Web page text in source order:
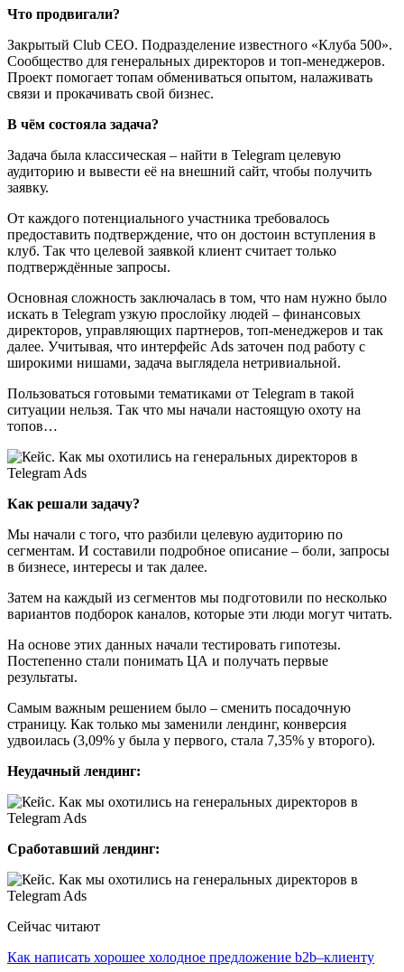
Что продвигали?
Закрытый Club CEO. Подразделение известного «Клуба 500».
Сообщество для генеральных директоров и топ-менеджеров.
Проект помогает топам обмениваться опытом, налаживать
связи и прокачивать свой бизнес.
В чём состояла задача?
Задача была классическая – найти в Telegram целевую
аудиторию и вывести её на внешний сайт, чтобы получить
заявку.
От каждого потенциального участника требовалось
предоставить подтверждение, что он достоин вступления в
клуб. Так что целевой заявкой клиент считает только
подтверждённые запросы.
Основная сложность заключалась в том, что нам нужно было
искать в Telegram узкую прослойку людей – финансовых
директоров, управляющих партнеров, топ-менеджеров и так
далее. Учитывая, что интерфейс Ads заточен под работу с
широкими нишами, задача выглядела нетривиальной.
Пользоваться готовыми тематиками от Telegram в такой
ситуации нельзя. Так что мы начали настоящую охоту на
топов…
Как решали задачу?
Мы начали с того, что разбили целевую аудиторию по
сегментам. И составили подробное описание – боли, запросы
в бизнесе, интересы и так далее.
Затем на каждый из сегментов мы подготовили по несколько
вариантов подборок каналов, которые эти люди могут читать.
На основе этих данных начали тестировать гипотезы.
Постепенно стали понимать ЦА и получать первые
результаты.
Самым важным решением было – сменить посадочную
страницу. Как только мы заменили лендинг, конверсия
удвоилась (3,09% у была у первого, стала 7,35% у второго).
Неудачный лендинг:
Сработавший лендинг:
Сейчас читают
Как написать хорошее холодное предложение b2b–клиенту